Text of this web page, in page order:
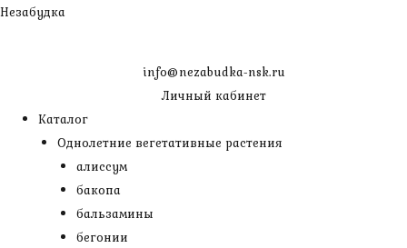
Перейти
Незабудка
info@nezabudka-nsk.ru
Личный кабинет
Каталог
Однолетние вегетативные растения
алиссум
бакопа
бальзамины
бегонии